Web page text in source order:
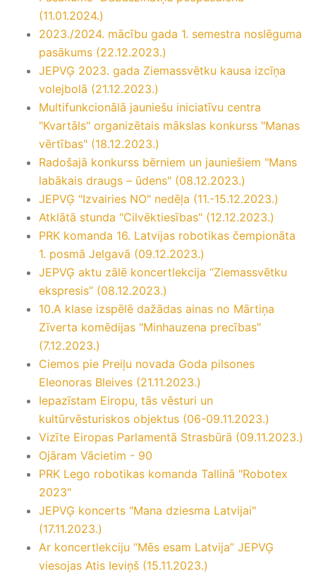
(11.01.2024.)
2023./2024. mācību gada 1. semestra noslēguma
pasākums (22.12.2023.)
JEPVĢ 2023. gada Ziemassvētku kausa izcīņa
volejbolā (21.12.2023.)
Multifunkcionālā jauniešu iniciatīvu centra
"Kvartāls" organizētais mākslas konkurss "Manas
vērtības" (18.12.2023.)
Radošajā konkurss bērniem un jauniešiem "Mans
labākais draugs – ūdens" (08.12.2023.)
JEPVĢ "Izvairies NO" nedēļa (11.-15.12.2023.)
Atklātā stunda "Cilvēktiesības" (12.12.2023.)
PRK komanda 16. Latvijas robotikas čempionāta
1. posmā Jelgavā (09.12.2023.)
JEPVĢ aktu zālē koncertlekcija “Ziemassvētku
ekspresis” (08.12.2023.)
10.A klase izspēlē dažādas ainas no Mārtiņa
Zīverta komēdijas "Minhauzena precības"
(7.12.2023.)
Ciemos pie Preiļu novada Goda pilsones
Eleonoras Bleives (21.11.2023.)
Iepazīstam Eiropu, tās vēsturi un
kultūrvēsturiskos objektus (06-09.11.2023.)
Vizīte Eiropas Parlamentā Strasbūrā (09.11.2023.)
Ojāram Vācietim - 90
PRK Lego robotikas komanda Tallinā "Robotex
2023"
JEPVĢ koncerts "Mana dziesma Latvijai"
(17.11.2023.)
Ar koncertlekciju “Mēs esam Latvija” JEPVĢ
viesojas Atis Ieviņš (15.11.2023.)